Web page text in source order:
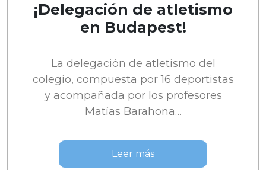
¡Delegación de atletismo
en Budapest!
La delegación de atletismo del
colegio, compuesta por 16 deportistas
y acompañada por los profesores
Matías Barahona…
Leer más